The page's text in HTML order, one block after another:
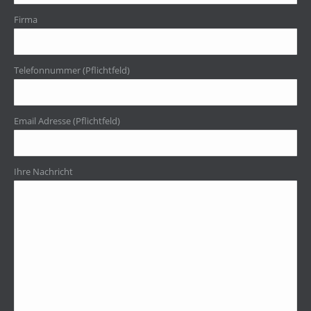
Firma
Telefonnummer (Pflichtfeld)
Email Adresse (Pflichtfeld)
Ihre Nachricht